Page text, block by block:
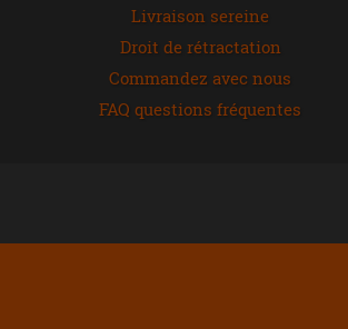
Livraison sereine
Droit de rétractation
Commandez avec nous
FAQ questions fréquentes